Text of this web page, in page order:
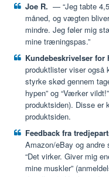
Joe R. — “Jeg tabte
måned, og vægten
mindre. Jeg føler mig
mine træningspas.”
Kundebeskrivelser for
produktlister viser også
styrke skød gennem
hypen” og “Værker
produktsiden). Disse er
produktsiden.
Feedback fra
Amazon/eBay og
“Det virker. Giver mig
mine muskler”